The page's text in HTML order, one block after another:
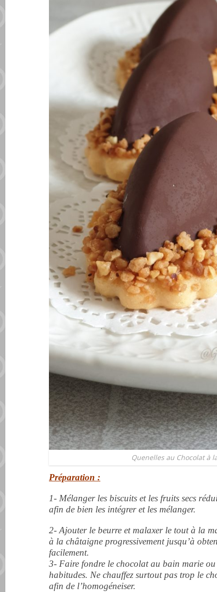
Quenelles au Chocolat à
Préparation :
1- Mélanger les biscuits et les fruits secs
afin de bien les intégrer et les mélanger.
2- Ajouter le beurre et malaxer le tout à la
à la châtaigne progressivement jusqu’à
facilement.
3- Faire fondre le chocolat au bain marie ou
habitudes. Ne chauffez surtout pas trop le
afin de l’homogéneiser.